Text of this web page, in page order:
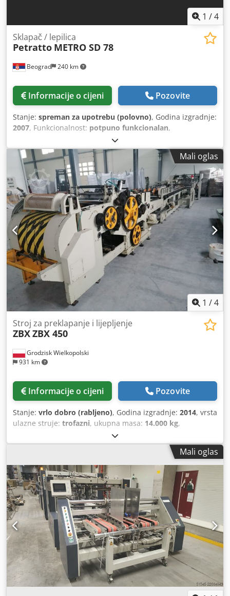
1 /4
Beograd 240 km
Sklapač / lepilica
Petratto METRO SD 78
Informacije o cijeni Pozovite
Stanje: spreman za upotrebu (polovno), Godina izgradnje:
2007, Funkcionalnost: potpuno funkcionalan,
Mali oglas
1 /4
Grodzisk Wielkopolski
931 km
Stroj za preklapanje i lijepljenje
ZBXZBX 450
Informacije o cijeni Pozovite
Stanje: vrlo dobro (rabljeno), Godina izgradnje: 2014, vrsta
ulazne struje: trofazni, ukupna masa: 14.000 kg,
Mali oglas